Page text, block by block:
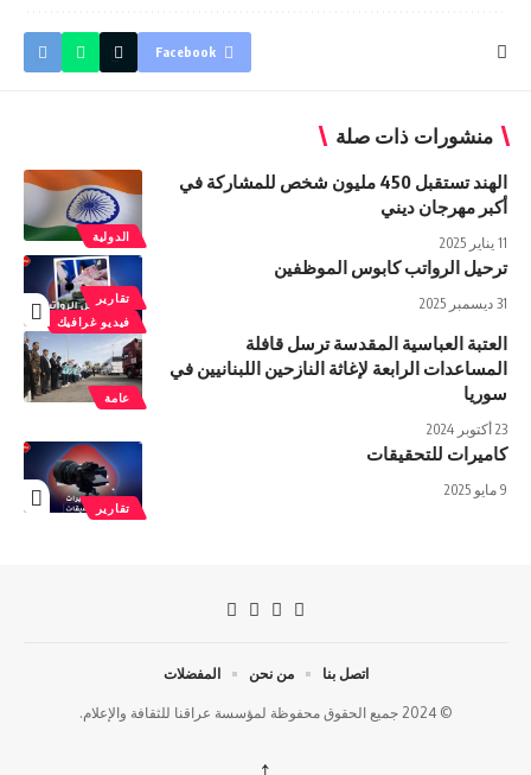
Facebook
منشورات ذات صلة
الدولية
الهند تستقبل 450 مليون شخص للمشاركة في
أكبر مهرجان ديني
11 يناير 2025
تقارير
فيديو غرافيك
ترحيل الرواتب كابوس الموظفين
31 ديسمبر 2025
عامة
العتبة العباسية المقدسة ترسل قافلة
المساعدات الرابعة لإغاثة النازحين اللبنانيين في
سوريا
23 أكتوبر 2024
تقارير
كاميرات للتحقيقات
9 مايو 2025
© 2024 جميع الحقوق محفوظة لمؤسسة عراقنا للثقافة والإعلام.
اتصل بنا من نحن المفضلات